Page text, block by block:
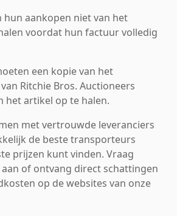
hun aankopen niet van het
voordat hun factuur volledig
een kopie van het
Ritchie Bros. Auctioneers
het artikel op te halen.
met vertrouwde leveranciers
de beste transporteurs
prijzen kunt vinden. Vraag
of ontvang direct schattingen
op de websites van onze